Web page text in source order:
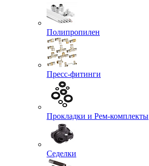
Полипропилен
Пресс-фитинги
Прокладки и Рем-комплекты
Седелки